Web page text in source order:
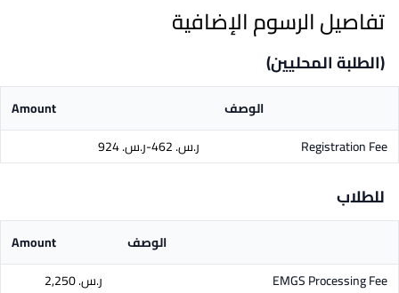
تفاصيل الرسوم الإضافية
(الطلبة المحليين)
الوصف
Amount
Registration Fee
ر.س.‏ 462-ر.س.‏ 924
للطلاب
الوصف
Amount
EMGS Processing Fee
ر.س.‏ 2,250